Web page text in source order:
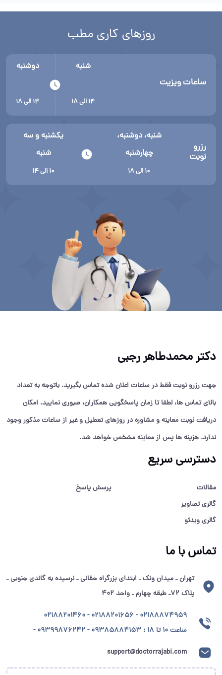
روزهای کاری مطب
ساعات ویزیت
شنبه
۱۴ الی ۱۸
دوشنبه
۱۴ الی ۱۸
رزرو
نوبت
شنبه، دوشنبه،
چهارشنبه
۱۰ الی ۱۸
یکشنبه و سه
شنبه
۱۰ الی ۱۴
دکتر محمدطاهر رجبی
جهت رزرو نوبت فقط در ساعات اعلان شده تماس بگیرید. باتوجه به تعداد
بالای تماس ها، لطفا تا زمان پاسخگویی همکاران، صبوری نمایید. امکان
دریافت نوبت معاینه و مشاوره در روزهای تعطیل و غیر از ساعات مذکور وجود
ندارد. هزینه ها پس از معاینه مشخص خواهد شد.
دسترسی سریع
مقالات
گالری تصاویر
گالری ویدئو
پرسش پاسخ
تماس با ما
تهران ـ میدان ونک ـ ابتدای بزرگراه حقانی ـ نرسیده به گاندی جنوبی ـ
پلاک ۷۲ـ طبقه چهارم ـ واحد ۴۰۲
02188874959 - 02188201656 - 02188201460
ساعت ۱۰ تا ۱۸ : 09385884153 - 09399876242 -
support@doctorrajabi.com